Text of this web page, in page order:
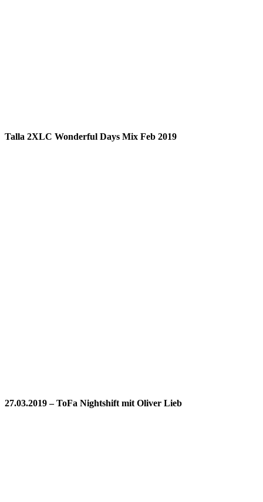
Talla 2XLC Wonderful Days Mix Feb 2019
27.03.2019 – ToFa Nightshift mit Oliver Lieb